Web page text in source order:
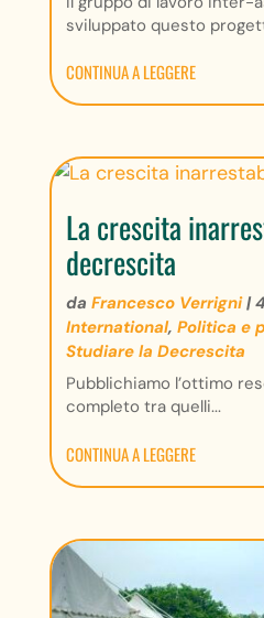
sviluppato questo
CONTINUA A LEGGERE
La crescita
decrescita
da Francesco Verrigni|
International, Politica e
Studiare la Decrescita
Pubblichiamo l’ottimo
completo tra quelli...
CONTINUA A LEGGERE